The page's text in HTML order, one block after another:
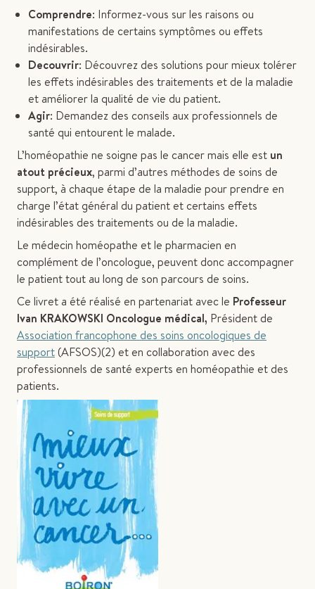
Comprendre: Informez-vous sur les raisons ou
manifestations de certains symptômes ou effets
indésirables.
Decouvrir: Découvrez des solutions pour mieux tolérer
les effets indésirables des traitements et de la maladie
et améliorer la qualité de vie du patient.
Agir: Demandez des conseils aux professionnels de
santé qui entourent le malade.
L’homéopathie ne soigne pas le cancer mais elle est un
atout précieux, parmi d’autres méthodes de soins de
support, à chaque étape de la maladie pour prendre en
charge l’état général du patient et certains effets
indésirables des traitements ou de la maladie.
Le médecin homéopathe et le pharmacien en
complément de l’oncologue, peuvent donc accompagner
le patient tout au long de son parcours de soins.
Ce livret a été réalisé en partenariat avec le Professeur
Ivan KRAKOWSKI Oncologue médical, Président de
Association francophone des soins oncologiques de
support(AFSOS)(2) et en collaboration avec des
professionnels de santé experts en homéopathie et des
patients.